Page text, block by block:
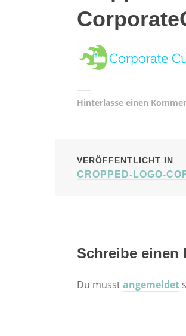
Hinterlasse einen
VERÖFFENTLICHT IN
CROPPED-LOGO-
Schreibe einen
Du musstangemeldet